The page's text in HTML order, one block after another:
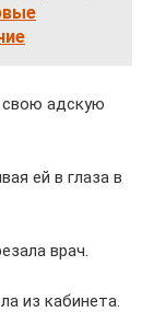
свою адскую
ей в глаза в
врач.
из кабинета.